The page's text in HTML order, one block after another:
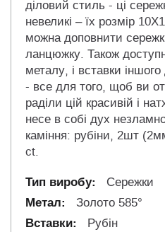
діловий стиль - ці
невеликі – їх розмір
можна доповнити
ланцюжку. Також
металу, і вставки іншого
- все для того, щоб ви
раділи цій красивій і
несе в собі дух
каміння: рубіни, 2шт
ct.
Сережки
Золото 585°
Рубін